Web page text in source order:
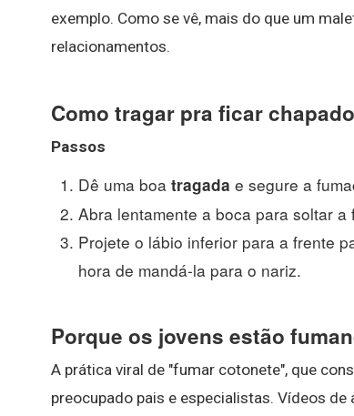
exemplo. Como se vê, mais do que um
relacionamentos.
Como tragar pra ficar
Passos
Dê uma boa tragada e segure a
Abra lentamente a boca para soltar
Projete o lábio inferior para a frente
hora de mandá-la para o nariz.
Porque os jovens estão
A prática viral de "fumar cotonete", que
preocupado pais e especialistas. Vídeos